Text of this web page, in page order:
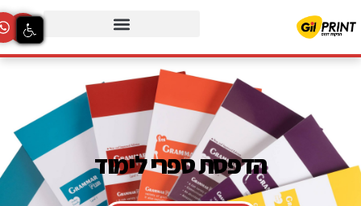
הדפסת ספרי לימוד